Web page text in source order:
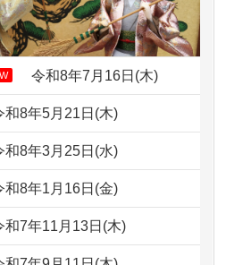
丘店を見守ってくれてあり
お人形たちの供養をしてい
してきた雛人形です、供養
のまま引き取ってくださ
様だ...
の後、供養祭までお人形は
すが、きちんと供養して
令和8年7月16日(木)
和8年5月21日(木)
和8年3月25日(水)
和8年1月16日(金)
和7年11月13日(木)